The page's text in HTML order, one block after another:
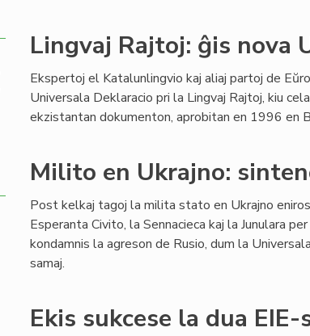
Lingvaj Rajtoj: ĝis nova
Ekspertoj el Katalunlingvio kaj aliaj partoj de
Universala Deklaracio pri la Lingvaj Rajtoj, kiu
ekzistantan dokumenton, aprobitan en 1996 en
Milito en Ukrajno:
Post kelkaj tagoj la milita stato en Ukrajno
Esperanta Civito, la Sennacieca kaj la Junulara
kondamnis la agreson de Rusio, dum la
samaj.
Ekis sukcese la dua